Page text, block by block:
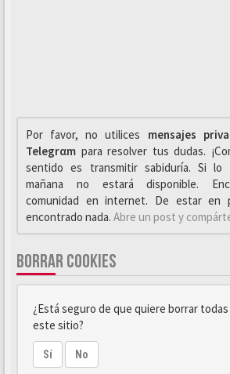
Por favor, no utilices mensajes
Telegrαm para resolver tus dudas.
sentido es transmitir sabiduría. Si lo
mañana no estará disponible.
comunidad en internet. De estar en
encontrado nada. Abre un post y
BORRAR COOKIES
¿Está seguro de que quiere borrar
este sitio?
Sí No